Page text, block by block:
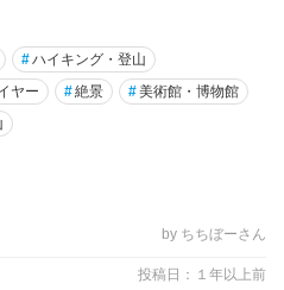
#ハイキング・登山
ヤー #絶景 #美術館・博物館
by ちちぼーさん
投稿日：１年以上前